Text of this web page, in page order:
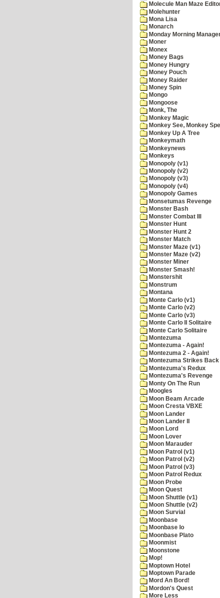
Molecule Man Maze
Molehunter
Mona Lisa
Monarch
Monday Morning
Moner
Monex
Money Bags
Money Hungry
Money Pouch
Money Raider
Money Spin
Mongo
Mongoose
Monk, The
Monkey Magic
Monkey See, Monkey
Monkey Up A Tree
Monkeymath
Monkeynews
Monkeys
Monopoly (v1)
Monopoly (v2)
Monopoly (v3)
Monopoly (v4)
Monopoly Games
Monsetumas Revenge
Monster Bash
Monster Combat III
Monster Hunt
Monster Hunt 2
Monster Match
Monster Maze (v1)
Monster Maze (v2)
Monster Miner
Monster Smash!
Monstershit
Monstrum
Montana
Monte Carlo (v1)
Monte Carlo (v2)
Monte Carlo (v3)
Monte Carlo II Solitaire
Monte Carlo Solitaire
Montezuma
Montezuma - Again!
Montezuma 2 - Again!
Montezuma Strikes Back
Montezuma's Redux
Montezuma's Revenge
Monty On The Run
Moogles
Moon Beam Arcade
Moon Cresta VBXE
Moon Lander
Moon Lander II
Moon Lord
Moon Lover
Moon Marauder
Moon Patrol (v1)
Moon Patrol (v2)
Moon Patrol (v3)
Moon Patrol Redux
Moon Probe
Moon Quest
Moon Shuttle (v1)
Moon Shuttle (v2)
Moon Survial
Moonbase
Moonbase Io
Moonbase Plato
Moonmist
Moonstone
Mop!
Moptown Hotel
Moptown Parade
Mord An Bord!
Mordon's Quest
More Less